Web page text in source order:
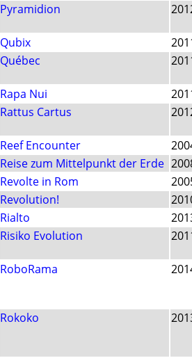
Pyramidion
Qubix
Québec
Rapa Nui
Rattus Cartus
Reef Encounter
Reise zum Mittelpunkt der Erde
Revolte in Rom
Revolution!
Rialto
Risiko Evolution
RoboRama
Rokoko